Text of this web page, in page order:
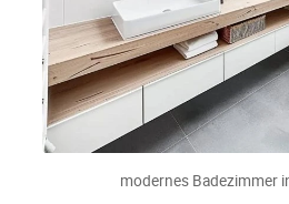
modernes Badezimmer